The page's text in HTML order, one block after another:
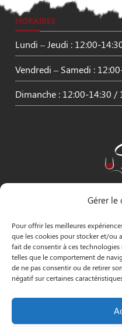
Gérer le
Pour offrir les meilleures
que les cookies pour stocker et/ou
fait de consentir à ces
telles que le comportement de
de ne pas consentir ou de retirer
négatif sur certaines
HORAIRES
Lundi – Jeudi : 12:00-
Vendredi – Samedi :
Dimanche : 12:00-14:30 /
INFORMATIONS
3 Pass. Henri Gautier,